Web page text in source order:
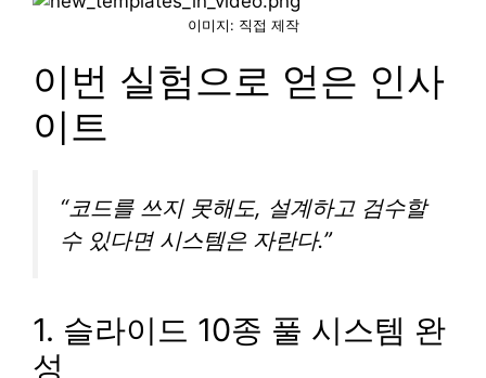
이미지: 직접 제작
이번 실험으로 얻은 인사
이트
“코드를 쓰지 못해도, 설계하고 검수할
수 있다면 시스템은 자란다.”
1. 슬라이드 10종 풀 시스템 완
성